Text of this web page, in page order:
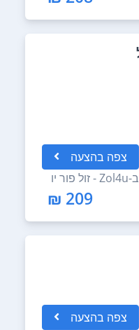
צפה בהצעה
ב-Zol4u - זול פור יו
209 ₪
צפה בהצעה